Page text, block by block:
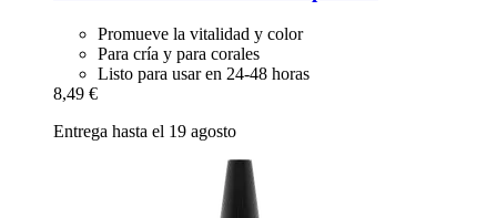
Promueve la vitalidad y color
Para cría y para corales
Listo para usar en 24-48 horas
8,49 €
Entrega hasta el 19 agosto